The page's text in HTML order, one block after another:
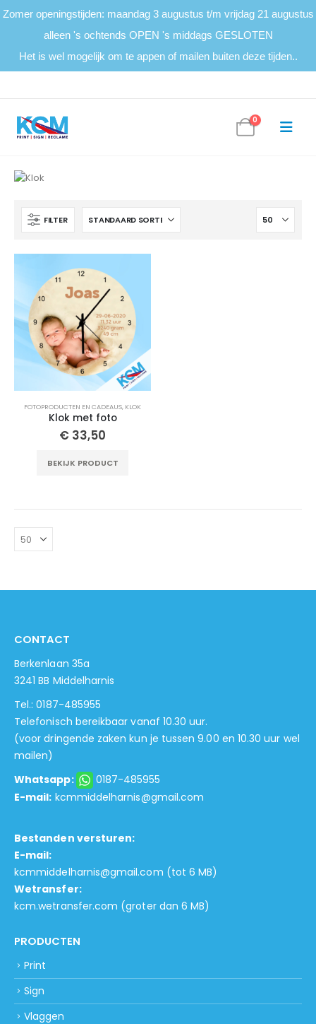
Zomer openingstijden: maandag 3 augustus t/m vrijdag 21 augustus
alleen 's ochtends OPEN 's middags GESLOTEN
Het is wel mogelijk om te appen of mailen buiten deze tijden..
0
FILTER
FOTOPRODUCTEN EN CADEAUS, KLOK
Klok met foto
€ 33,50
BEKIJK PRODUCT
CONTACT
Berkenlaan 35a
3241 BB Middelharnis
Tel.: 0187-485955
Telefonisch bereikbaar vanaf 10.30 uur.
(voor dringende zaken kun je tussen 9.00 en 10.30 uur wel
mailen)
Whatsapp:
0187-485955
E-mail: kcmmiddelharnis@gmail.com
Bestanden versturen:
E-mail:
kcmmiddelharnis@gmail.com (tot 6 MB)
Wetransfer:
kcm.wetransfer.com (groter dan 6 MB)
PRODUCTEN
Print
Sign
Vlaggen